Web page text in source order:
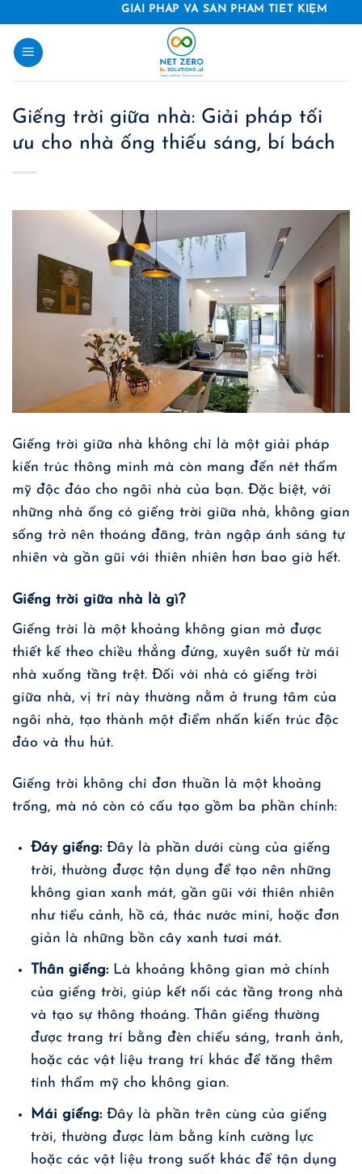
content
GIẢI PHÁP VÀ SẢN PHẨM TIẾT KIỆM NĂNG LƯỢNG
Giếng trời giữa nhà: Giải pháp tối
ưu cho nhà ống thiếu sáng, bí bách
Giếng trời giữa nhà không chỉ là một giải pháp
kiến trúc thông minh mà còn mang đến nét thẩm
mỹ độc đáo cho ngôi nhà của bạn. Đặc biệt, với
những nhà ống có giếng trời giữa nhà, không gian
sống trở nên thoáng đãng, tràn ngập ánh sáng tự
nhiên và gần gũi với thiên nhiên hơn bao giờ hết.
Giếng trời giữa nhà là gì?
Giếng trời là một khoảng không gian mở được
thiết kế theo chiều thẳng đứng, xuyên suốt từ mái
nhà xuống tầng trệt. Đối với nhà có giếng trời
giữa nhà, vị trí này thường nằm ở trung tâm của
ngôi nhà, tạo thành một điểm nhấn kiến trúc độc
đáo và thu hút.
Giếng trời không chỉ đơn thuần là một khoảng
trống, mà nó còn có cấu tạo gồm ba phần chính:
Đáy giếng:Đây là phần dưới cùng của giếng
trời, thường được tận dụng để tạo nên những
không gian xanh mát, gần gũi với thiên nhiên
như tiểu cảnh, hồ cá, thác nước mini, hoặc đơn
giản là những bồn cây xanh tươi mát.
Thân giếng:Là khoảng không gian mở chính
của giếng trời, giúp kết nối các tầng trong nhà
và tạo sự thông thoáng. Thân giếng thường
được trang trí bằng đèn chiếu sáng, tranh ảnh,
hoặc các vật liệu trang trí khác để tăng thêm
tính thẩm mỹ cho không gian.
Mái giếng:Đây là phần trên cùng của giếng
trời, thường được làm bằng kính cường lực
hoặc các vật liệu trong suốt khác để tận dụng